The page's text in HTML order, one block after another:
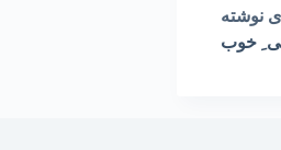
نوشته
خوب